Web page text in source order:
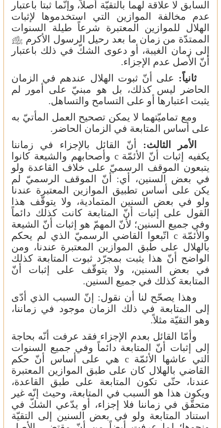
السابق لا علاقة لهما بالتقيّة أصلاً، وإنّما ثبتا باعتبار
عدم مخالفة الموازين التي استخدموها لإثبات
الهلال للموازين المعتبرة شرعاً طيلة السنوات
الممتدّة من زمان ما بعد رحيل الرسول الأكرم J
إلى زمان الغيبة، أو دعوى الشكّ في ذلك باعتبار
أنّ الأصل عدم الإجزاء.
ثانياً: على أنّ ثبوت الهلال عندهم في الزمان
الحاضر ليس كذلك، بل هو مبنيّ على أمور لم
يثبت اعتبارها أو على التسامح والتساهل.
ومع تماميّتهما لا يمكن تصحيح العمل المأتيّ به
على أساس المتابعة في الزمان الحاضر.
الأمر الثالث: أنّ القائل بالإجزاء في زماننا
يكفيه إثبات أنّ الأئمّةc وأصحابهم والشيعة كانوا
يتبعون الموقف الرسميّ على خلاف القاعدة ولو
في بعض السنين، أي: أنّ الموقف الرسميّ لم
يكن على أساس تطبيق الموازين المعتبرة عندنا
ولو في بعض السنين المتمادية، ولا يتوقّف هذا
القول على إثبات أنّ المتابعة كانت كذلك دائماً
وفي جميع السنين؛ لأنّ المهمّ هو إثبات أنّ الشيعة
والأئمّة cاتّبعوا القاضي الرسميّ الذي لم يحكم
بالهلال على طبق الموازين المعتبرة عندنا، ومن
الواضح أنّ هذا يثبت بمجرّد ثبوت المتابعة كذلك
في بعض السنين، ولا يتوقّف على إثبات أنّ
المتابعة كذلك في جميع السنين.
وهذا يصحّح لنا أن نقول: إنّ السبب الذي أدّى
إلى المتابعة في ذلك الزمان موجود في زماننا،
وهو التقيّة مثلاً.
وأمّا القائل بعدم الإجزاء فقد عرفت أنّه بحاجة
إلى إثبات أنّ المتابعة دائماً وفي جميع السنوات
التي عاشها الأئمّةc هي على أساس أنّ حكم
القاضي بالهلال كان على طبق الموازين المعتبرة
عندنا، حتّى تكون المتابعة على طبق القاعدة،
ويكون هذا هو السبب في المتابعة، وحيث إنّه غير
متحقّق في زماننا فلا إجزاء، أو يدّعي الشكّ في
استناد المتابعة ولو في بعض السنين إلى التقيّة